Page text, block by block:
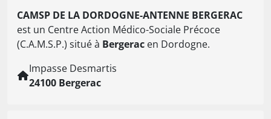
CAMSP DE LA DORDOGNE-ANTENNE BERGERAC
est un Centre Action Médico-Sociale Précoce
(C.A.M.S.P.) situé à Bergerac en Dordogne.
Impasse Desmartis
24100 Bergerac